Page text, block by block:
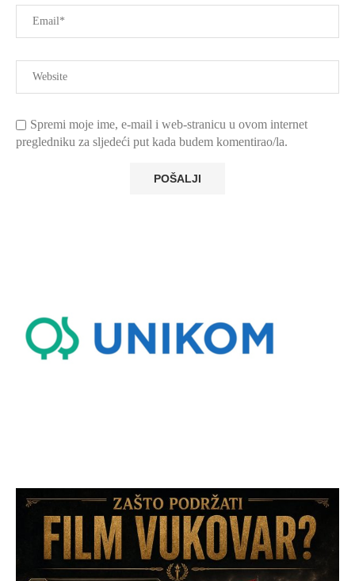
Spremi moje ime, e-mail i web-stranicu u ovom internet
pregledniku za sljedeći put kada budem komentirao/la.